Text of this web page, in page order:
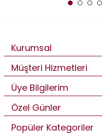
Kurumsal
Müşteri Hizmetleri
Üye Bilgilerim
Özel Günler
Popüler Kategoriler